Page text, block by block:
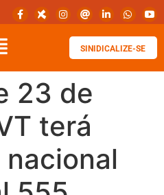
SINIDICALIZE-SE
23 de
terá